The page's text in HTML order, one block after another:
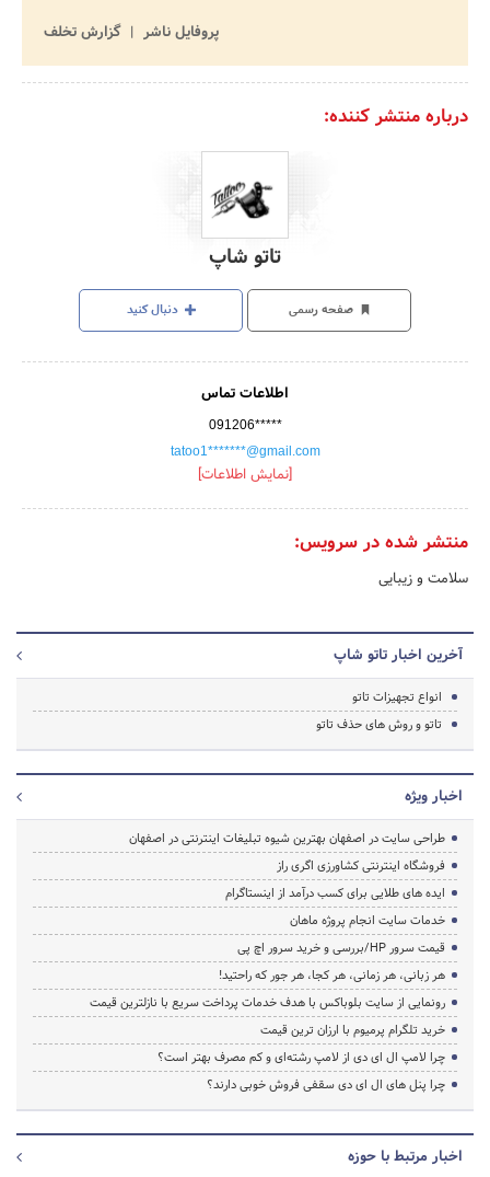
پروفایل ناشر
گزارش تخلف
درباره منتشر کننده:
تاتو شاپ
صفحه رسمی دنبال کنید
اطلاعات تماس
091206*****
tatoo1*******@gmail.com
[نمایش اطلاعات]
منتشر شده در سرویس:
سلامت و زیبایی
آخرین اخبار تاتو شاپ
انواع تجهیزات تاتو
تاتو و روش های حذف تاتو
اخبار ویژه
طراحی سایت در اصفهان بهترین شیوه تبلیغات اینترنتی در اصفهان
فروشگاه اینترنتی کشاورزی اگری راز
ایده های طلایی برای کسب درآمد از اینستاگرام
خدمات سایت انجام پروژه ماهان
قیمت سرور HP/بررسی و خرید سرور اچ پی
هر زبانی، هر زمانی، هر کجا، هر جور که راحتید!
رونمایی از سایت بلوباکس با هدف خدمات پرداخت سریع با نازلترین قیمت
خرید تلگرام پرمیوم با ارزان ترین قیمت
چرا لامپ ال ای دی از لامپ رشته‌ای و کم مصرف بهتر است؟
چرا پنل های ال ای دی سقفی فروش خوبی دارند؟
اخبار مرتبط با حوزه